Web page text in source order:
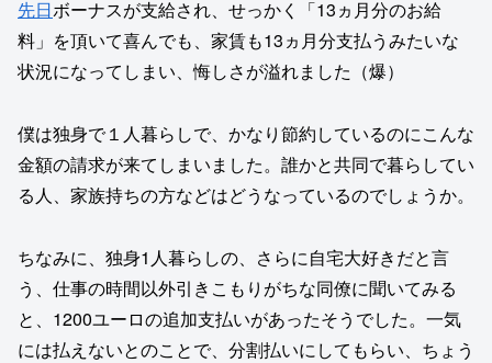
先日ボーナスが支給され、せっかく「13ヵ月分のお給
料」を頂いて喜んでも、家賃も13ヵ月分支払うみたいな
状況になってしまい、悔しさが溢れました（爆）
僕は独身で１人暮らしで、かなり節約しているのにこんな
金額の請求が来てしまいました。誰かと共同で暮らしてい
る人、家族持ちの方などはどうなっているのでしょうか。
ちなみに、独身1人暮らしの、さらに自宅大好きだと言
う、仕事の時間以外引きこもりがちな同僚に聞いてみる
と、1200ユーロの追加支払いがあったそうでした。一気
には払えないとのことで、分割払いにしてもらい、ちょう